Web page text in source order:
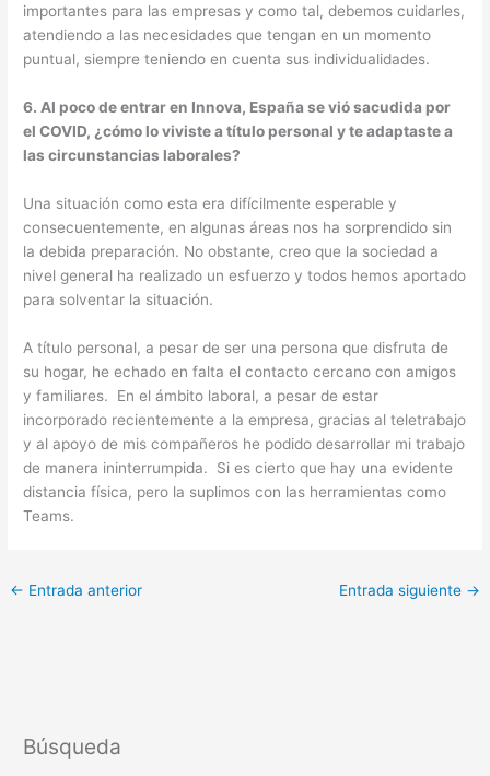
importantes para las empresas y como tal, debemos cuidarles,
atendiendo a las necesidades que tengan en un momento
puntual, siempre teniendo en cuenta sus individualidades.
6. Al poco de entrar en Innova, España se vió sacudida por
el COVID, ¿cómo lo viviste a título personal y te adaptaste a
las circunstancias laborales?
Una situación como esta era difícilmente esperable y
consecuentemente, en algunas áreas nos ha sorprendido sin
la debida preparación. No obstante, creo que la sociedad a
nivel general ha realizado un esfuerzo y todos hemos aportado
para solventar la situación.
A título personal, a pesar de ser una persona que disfruta de
su hogar, he echado en falta el contacto cercano con amigos
y familiares. En el ámbito laboral, a pesar de estar
incorporado recientemente a la empresa, gracias al teletrabajo
y al apoyo de mis compañeros he podido desarrollar mi trabajo
de manera ininterrumpida. Si es cierto que hay una evidente
distancia física, pero la suplimos con las herramientas como
Teams.
← Entrada anterior Entrada siguiente →
Búsqueda